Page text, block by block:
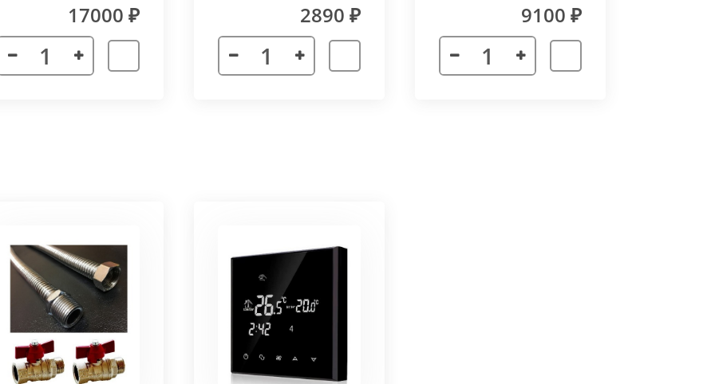
Придает прибору завершенности и помогает скрыть неточности в соединении
увеличивает жесткость короба.
мм поставляется отдельными частями. Соединение частей корпуса в единую
соединение.
прибор позволяет создать идеальный микроклимат в помещении.
влажных помещений. Корпус конвектора изготавливается с формованным дном,
систему.
17000 ₽ 2890 ₽ 9100 ₽